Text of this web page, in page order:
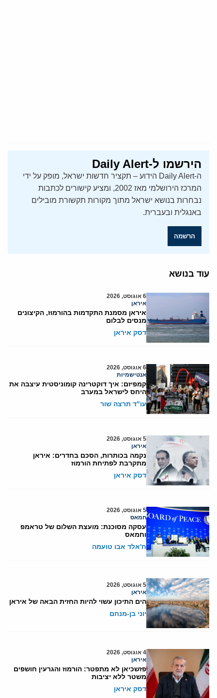
הירשמו ל-Daily Alert
ה-Daily Alert הידוע – תקציר חדשות ישראל, מופק על ידי
המרכז הירושלמי מאז 2002, ומציע קישורים לכתבות
נבחרות בנושא ישראל מתוך מקורות תקשורת מובילים
באנגלית ובעברית.
הרשמה
עוד בנושא
6 אוגוסט, 2026
איראן
איראן מסמנת התקדמות בהורמוז, הקיצונים
מנסים לבלום
דסק איראן
6 אוגוסט, 2026
אנטישמיות
קמפיזם: איך דוקטרינה קומוניסטית עיצבה את
היחס לישראל במערב
עו"ד תרצה שור
5 אוגוסט, 2026
איראן
נקמה בכותרות, הסכם בחדרים: איראן
מתקרבת לפתיחת הורמוז
דסק איראן
5 אוגוסט, 2026
חמאס
עסקה מסוכנת: מועצת השלום של טראמפ
וחמאס
ח'אלד אבו טועמה
5 אוגוסט, 2026
איראן
הים התיכון עשוי להיות החזית הבאה של איראן
יוני בן-מנחם
4 אוגוסט, 2026
איראן
פזשכיאן לא מתפטר: הורמוז והגרעין חושפים
משטר ללא יציבות
דסק איראן